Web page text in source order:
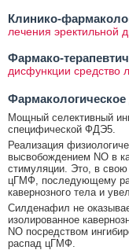
Клинико-
лечения эректильной
Фармако-
дисфункции средство
Фармакологическое
Мощный селективный
специфической ФДЭ5.
Реализация
высвобождением NO в
стимуляции. Это, в
цГМФ, последующему
кавернозного тела и
Силденафил не
изолированное
NO посредством
распад цГМФ.